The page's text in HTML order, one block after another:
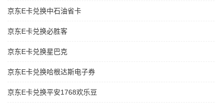
京东E卡兑换中石油省卡
京东E卡兑换必胜客
京东E卡兑换星巴克
京东E卡兑换哈根达斯电子券
京东E卡兑换平安1768欢乐豆